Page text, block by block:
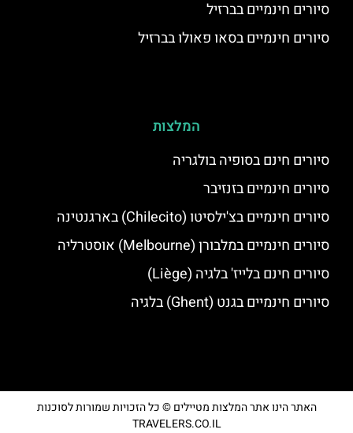
סיורים חינמיים בברזיל
סיורים חינמיים בסאו פאולו בברזיל
המלצות
סיורים חינם בסופיה בולגריה
סיורים חינמיים בזנזיבר
סיורים חינמיים בצ'ילסיטו (Chilecito) בארגנטינה
סיורים חינמיים במלבורן (Melbourne) אוסטרליה
סיורים חינם בלייז' בלגיה (Liège)
סיורים חינמיים בגנט (Ghent) בלגיה
האתר הינו אתר המלצות מטיילים © כל הזכויות שמורות לסוכנות
TRAVELERS.CO.IL